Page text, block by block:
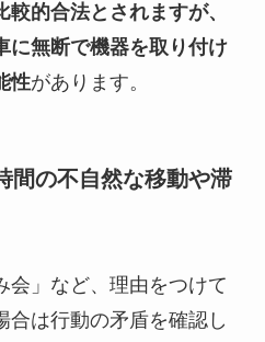
的合法とされますが、
に無断で機器を取り付け
性があります。
間の不自然な移動や滞
会」など、理由をつけて
合は行動の矛盾を確認し